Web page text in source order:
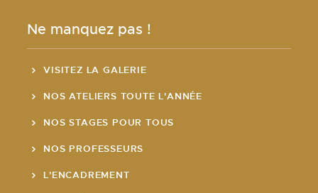
Ne manquez pas !
VISITEZ LA GALERIE
NOS ATELIERS TOUTE L'ANNÉE
NOS STAGES POUR TOUS
NOS PROFESSEURS
L'ENCADREMENT